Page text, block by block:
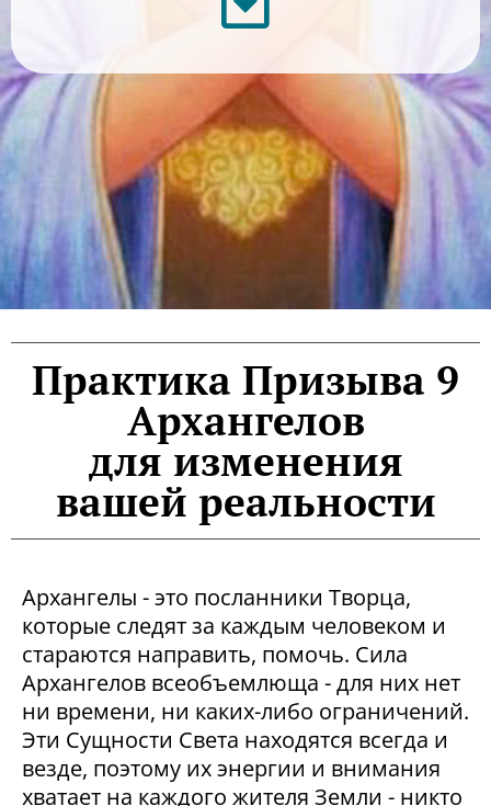
Практика Призыва 9
Архангелов
для изменения
вашей реальности
Архангелы - это посланники Творца,
которые следят за каждым человеком и
стараются направить, помочь. Сила
Архангелов всеобъемлюща - для них нет
ни времени, ни каких-либо ограничений.
Эти Сущности Света находятся всегда и
везде, поэтому их энергии и внимания
хватает на каждого жителя Земли - никто